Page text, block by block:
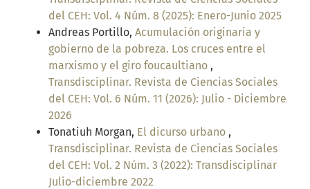
del CEH: Vol. 4 Núm. 8 (2025): Enero-Junio 2025
Andreas Portillo, Acumulación originaria y
gobierno de la pobreza. Los cruces entre el
marxismo y el giro foucaultiano ,
Transdisciplinar. Revista de Ciencias Sociales
del CEH: Vol. 6 Núm. 11 (2026): Julio - Diciembre
2026
Tonatiuh Morgan, El dicurso urbano ,
Transdisciplinar. Revista de Ciencias Sociales
del CEH: Vol. 2 Núm. 3 (2022): Transdisciplinar
Julio-diciembre 2022